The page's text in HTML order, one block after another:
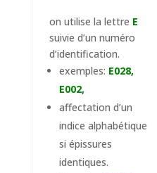
on utilise la lettre E
suivie d’un numéro
d’identification.
exemples: E028,
E002,
affectation d’un
indice alphabétique
si épissures
identiques.